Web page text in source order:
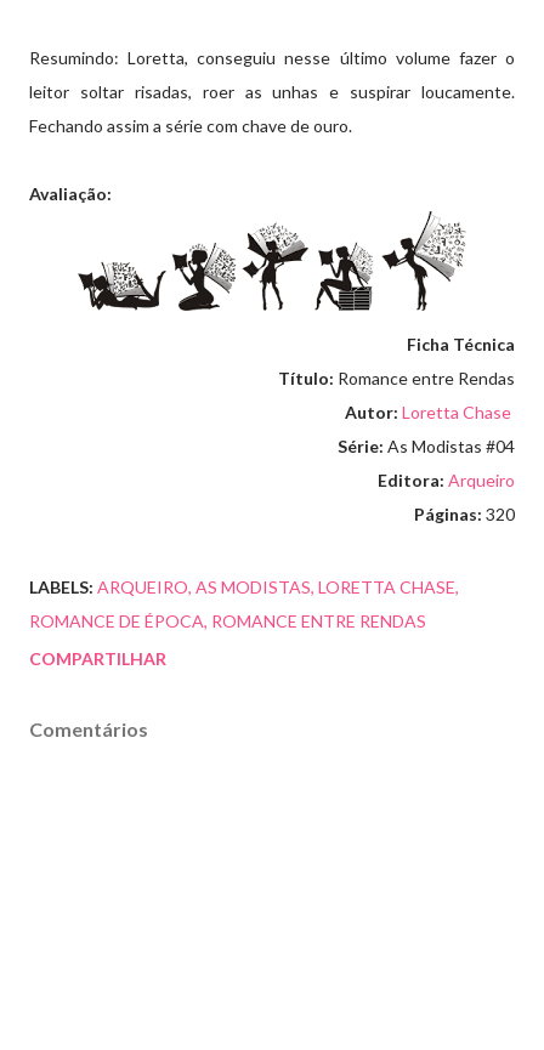
Resumindo: Loretta, conseguiu nesse último volume fazer o
leitor soltar risadas, roer as unhas e suspirar loucamente.
Fechando assim a série com chave de ouro.
Avaliação:
Ficha Técnica
Título: Romance entre Rendas
Autor: Loretta Chase
Série: As Modistas #04
Editora: Arqueiro
Páginas: 320
LABELS: ARQUEIRO AS MODISTAS LORETTA CHASE
ROMANCE DE ÉPOCA ROMANCE ENTRE RENDAS
COMPARTILHAR
Comentários